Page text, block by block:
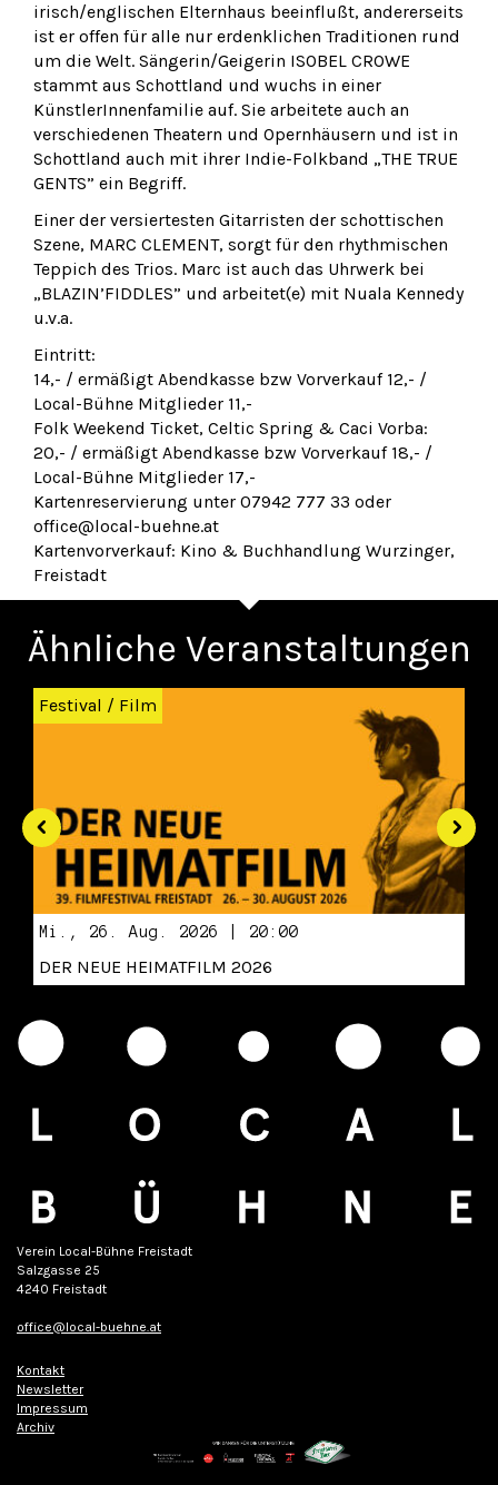
irisch/englischen Elternhaus beeinflußt, andererseits
ist er offen für alle nur erdenklichen Traditionen rund
um die Welt. Sängerin/Geigerin ISOBEL CROWE
stammt aus Schottland und wuchs in einer
KünstlerInnenfamilie auf. Sie arbeitete auch an
verschiedenen Theatern und Opernhäusern und ist in
Schottland auch mit ihrer Indie-Folkband „THE TRUE
GENTS” ein Begriff.
Einer der versiertesten Gitarristen der schottischen
Szene, MARC CLEMENT, sorgt für den rhythmischen
Teppich des Trios. Marc ist auch das Uhrwerk bei
„BLAZIN’FIDDLES” und arbeitet(e) mit Nuala Kennedy
u.v.a.
Eintritt:
14,- / ermäßigt Abendkasse bzw Vorverkauf 12,- /
Local-Bühne Mitglieder 11,-
Folk Weekend Ticket, Celtic Spring & Caci Vorba:
20,- / ermäßigt Abendkasse bzw Vorverkauf 18,- /
Local-Bühne Mitglieder 17,-
Kartenreservierung unter 07942 777 33 oder
office@local-buehne.at
Kartenvorverkauf: Kino & Buchhandlung Wurzinger,
Freistadt
Ähnliche Veranstaltungen
Zurück
Festival / Film
Mi., 26. Aug. 2026 | 20:00
DER NEUE HEIMATFILM 2026
Verein Local-Bühne Freistadt
Salzgasse 25
4240 Freistadt
office@local-buehne.at
Kontakt
Newsletter
Impressum
Archiv